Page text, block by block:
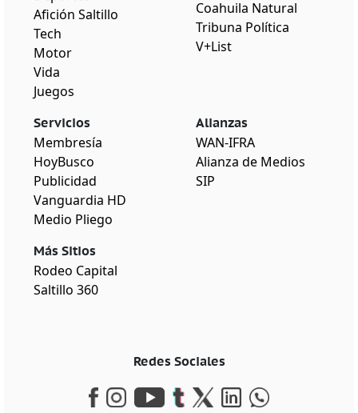
Afición Saltillo
Tech
Motor
Vida
Juegos
Coahuila Natural
Tribuna Política
V+List
Servicios
Membresía
HoyBusco
Publicidad
Vanguardia HD
Medio Pliego
Más Sitios
Rodeo Capital
Saltillo 360
Alianzas
WAN-IFRA
Alianza de Medios
SIP
Redes Sociales